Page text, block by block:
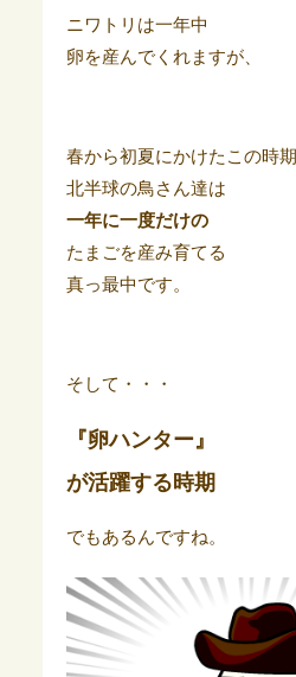
ニワトリは一年中
卵を産んでくれますが、
春から初夏にかけたこの時期
北半球の鳥さん達は
一年に一度だけの
たまごを産み育てる
真っ最中です。
そして・・・
『卵ハンター』
が活躍する時期
でもあるんですね。